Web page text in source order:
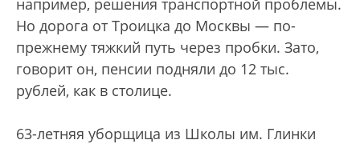
Но дорога от Троицка до Москвы — по-
прежнему тяжкий путь через пробки. Зато,
говорит он, пенсии подняли до 12 тыс.
рублей, как в столице.
63-летняя уборщица из Школы им. Глинки